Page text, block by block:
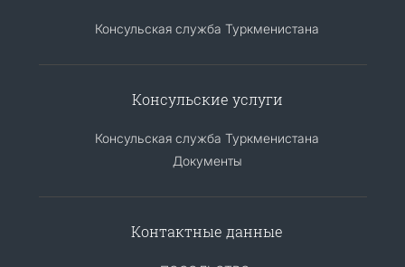
Консульская служба Туркменистана
Консульские услуги
Консульская служба Туркменистана
Документы
Контактные данные